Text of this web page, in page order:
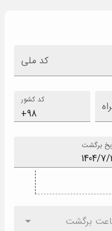
کد ملی
کد کشور
برگشت
برگشت